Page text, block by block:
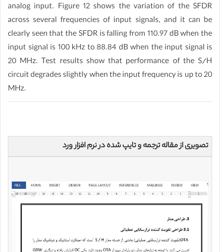
analog input. Figure 12 shows the variation of the SFDR
across several frequencies of input signals, and it can be
clearly seen that the SFDR is falling from 110.97 dB when the
input signal is 100 kHz to 88.84 dB when the input signal is
20 MHz. Test results show that performance of the S/H
circuit degrades slightly when the input frequency is up to 20
MHz.
تصویری از مقاله ترجمه و تایپ شده در نرم افزار ورد